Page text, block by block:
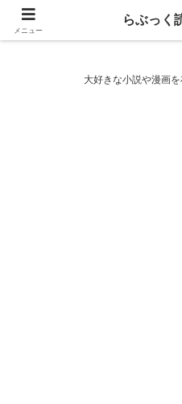
らぶっく
大好きな小説や漫画
メニュー
らぶっく